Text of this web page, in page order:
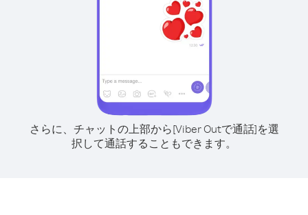
さらに、チャットの上部から[Viber Outで通話]を選
択して通話することもできます。